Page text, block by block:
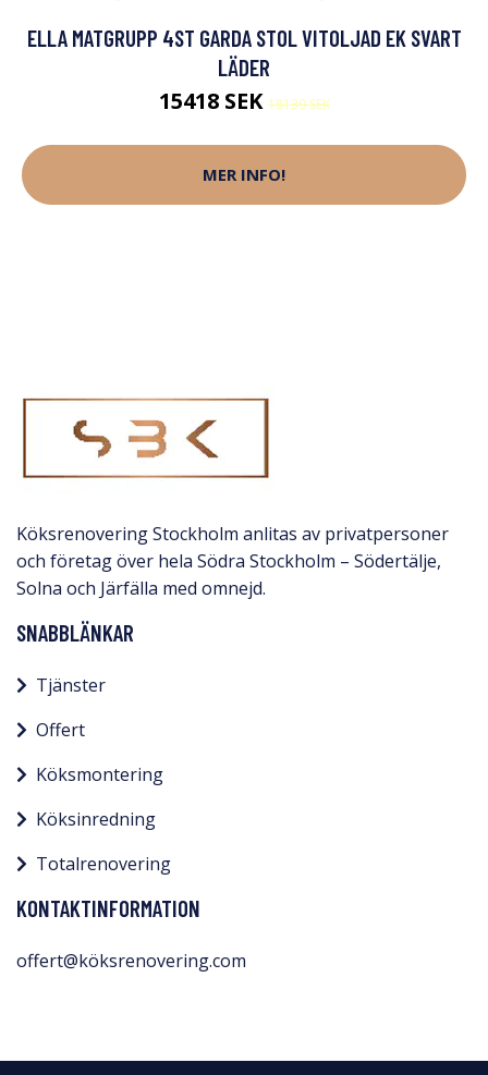
ELLA MATGRUPP 4ST GARDA STOL VITOLJAD EK SVART
LÄDER
15418 SEK18139 SEK
MER INFO!
Köksrenovering Stockholm anlitas av privatpersoner
och företag över hela Södra Stockholm – Södertälje,
Solna och Järfälla med omnejd.​
SNABBLÄNKAR
Tjänster
Offert
Köksmontering
Köksinredning
Totalrenovering
KONTAKTINFORMATION
offert@köksrenovering.com